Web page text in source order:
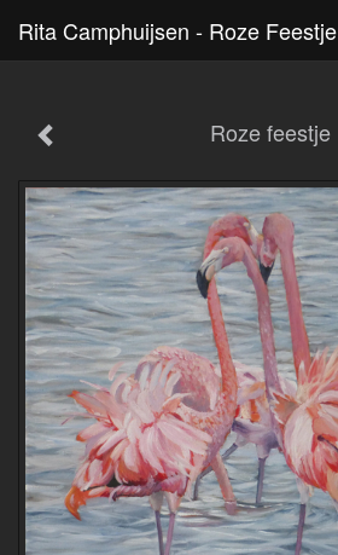
Rita Camphuijsen - Roze Feestje
Roze feestje